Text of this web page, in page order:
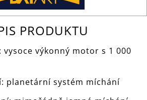
PRODUKTU
výkonný motor s 1 000
planetární systém míchání